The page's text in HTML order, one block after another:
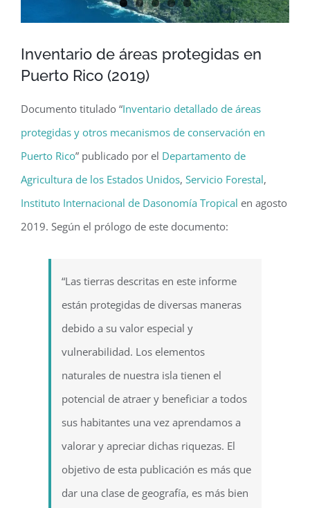
Inventario de áreas protegidas en
Puerto Rico (2019)
Documento titulado “Inventario detallado de áreas
protegidas y otros mecanismos de conservación en
Puerto Rico” publicado por el Departamento de
Agricultura de los Estados Unidos, Servicio Forestal,
Instituto Internacional de Dasonomía Tropical en agosto
2019. Según el prólogo de este documento:
“Las tierras descritas en este informe
están protegidas de diversas maneras
debido a su valor especial y
vulnerabilidad. Los elementos
naturales de nuestra isla tienen el
potencial de atraer y beneficiar a todos
sus habitantes una vez aprendamos a
valorar y apreciar dichas riquezas. El
objetivo de esta publicación es más que
dar una clase de geografía, es más bien